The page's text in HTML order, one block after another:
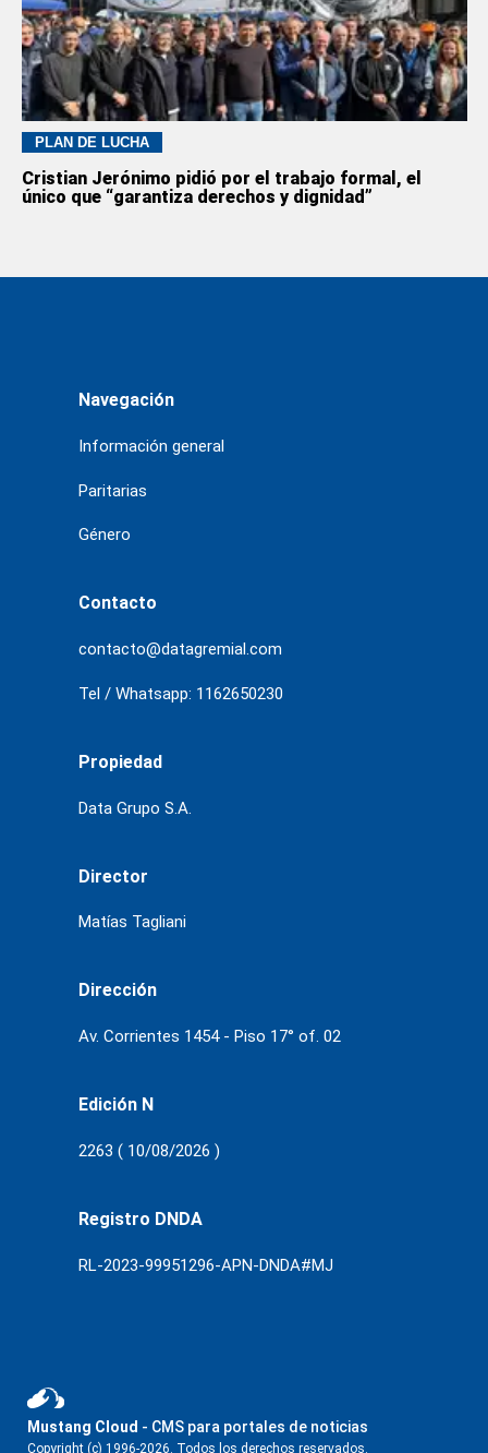
PLAN DE LUCHA
Cristian Jerónimo pidió por el trabajo formal, el
único que “garantiza derechos y dignidad”
Navegación
Información general
Paritarias
Género
Contacto
contacto@datagremial.com
Tel / Whatsapp: 1162650230
Propiedad
Data Grupo S.A.
Director
Matías Tagliani
Dirección
Av. Corrientes 1454 - Piso 17° of. 02
Edición N
2263 ( 10/08/2026 )
Registro DNDA
RL-2023-99951296-APN-DNDA#MJ
Mustang Cloud - CMS para portales de noticias
Copyright (c) 1996-2026. Todos los derechos reservados.